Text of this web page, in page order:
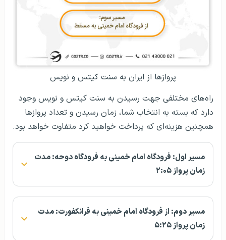
پروازها از ایران به سنت کیتس و نویس
راه‌های مختلفی جهت رسیدن به سنت کیتس و نویس وجود
دارد که بسته به انتخاب شما، زمان رسیدن و تعداد پروازها
همچنین هزینه‌ای که پرداخت خواهید کرد متفاوت خواهد بود.
مسیر اول: فرودگاه امام خمینی به فرودگاه دوحه: مدت
زمان پرواز ۲:۰۵
مسیر دوم: از فرودگاه امام خمینی به فرانکفورت: مدت
زمان پرواز ۵:۲۵